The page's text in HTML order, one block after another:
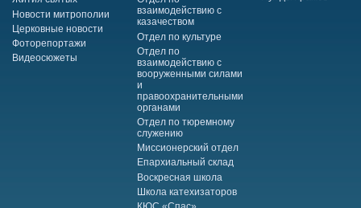
Новости митрополии
Церковные новости
Фоторепортажи
Видеосюжеты
взаимодействию с
казачеством
Отдел по культуре
Отдел по
взаимодействию с
вооруженными силами
и
правоохранительными
органами
Отдел по тюремному
служению
Миссионерский отдел
Епархиальный склад
Воскресная школа
Школа катехизаторов